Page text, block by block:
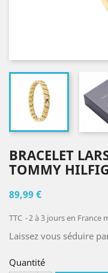
BRACELET
TOMMY
89,99 €
TTC 2 à 3 jours en France
Laissez vous séduire
Quantité